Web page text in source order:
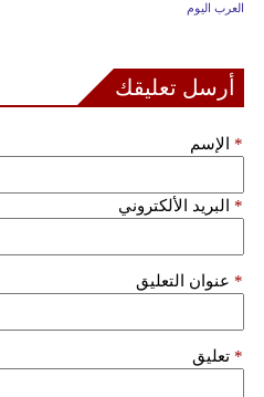
العرب اليوم
أرسل تعليقك
الإسم *
البريد الألكتروني *
عنوان التعليق *
تعليق *